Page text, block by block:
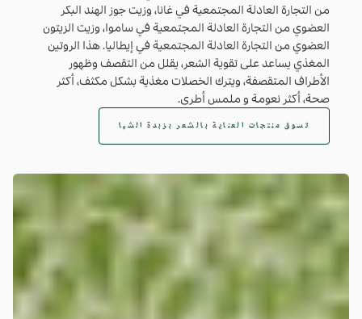
من التجارة العادلة المجتمعية في غانا، وزيت جوز الهند البكر
العضوي من التجارة العادلة المجتمعية في ساموا، وزيت الزيتون
العضوي من التجارة العادلة المجتمعية في إيطاليا. هذا الروتين
المغذي يساعد على تقوية الشعر، يقلل من التقصف وظهور
الأطراف المتقصفة، ويترك الخصلات مغذية بشكل مكثف، أكثر
صحة، أكثر نعومة و ملمس أطرى.
تسوق منتجات العناية بالشعر بزبدة الشيا